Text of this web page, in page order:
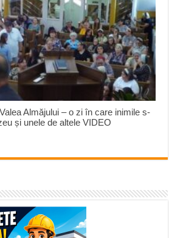
Almăjului – o zi în care inimile s-
și unele de altele VIDEO